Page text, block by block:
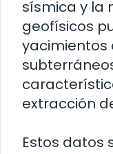
sísmica y la
geofísicos
yacimientos
extracción
Estos datos